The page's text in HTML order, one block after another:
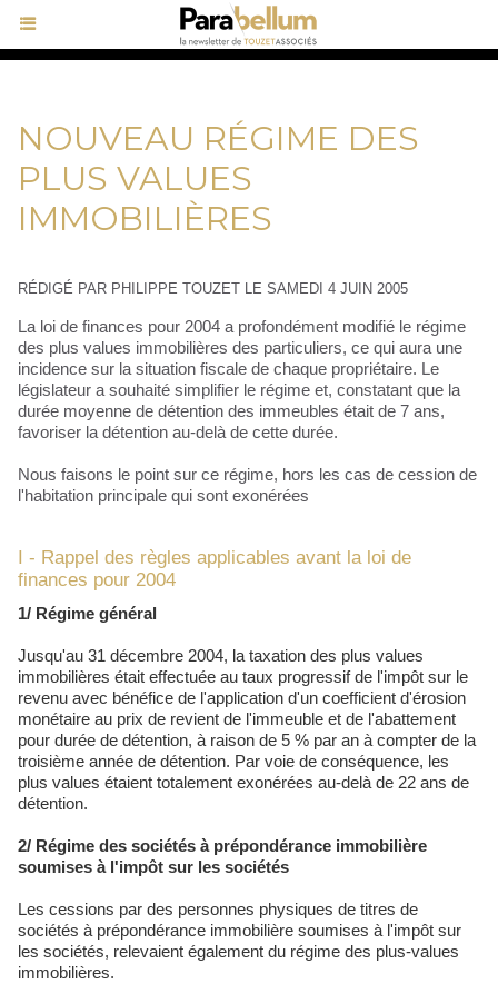
NOUVEAU RÉGIME DES
PLUS VALUES
IMMOBILIÈRES
RÉDIGÉ PAR PHILIPPE TOUZET LE SAMEDI 4 JUIN 2005
La loi de finances pour 2004 a profondément modifié le régime
des plus values immobilières des particuliers, ce qui aura une
incidence sur la situation fiscale de chaque propriétaire. Le
législateur a souhaité simplifier le régime et, constatant que la
durée moyenne de détention des immeubles était de 7 ans,
favoriser la détention au-delà de cette durée.
Nous faisons le point sur ce régime, hors les cas de cession de
l'habitation principale qui sont exonérées
I - Rappel des règles applicables avant la loi de
finances pour 2004
1/ Régime général
Jusqu'au 31 décembre 2004, la taxation des plus values
immobilières était effectuée au taux progressif de l'impôt sur le
revenu avec bénéfice de l'application d'un coefficient d'érosion
monétaire au prix de revient de l'immeuble et de l'abattement
pour durée de détention, à raison de 5 % par an à compter de la
troisième année de détention. Par voie de conséquence, les
plus values étaient totalement exonérées au-delà de 22 ans de
détention.
2/ Régime des sociétés à prépondérance immobilière
soumises à l'impôt sur les sociétés
Les cessions par des personnes physiques de titres de
sociétés à prépondérance immobilière soumises à l'impôt sur
les sociétés, relevaient également du régime des plus-values
immobilières.